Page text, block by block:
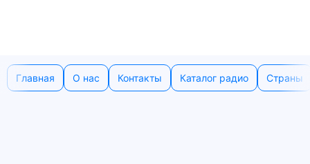
Главная О нас Контакты Каталог радио Страны